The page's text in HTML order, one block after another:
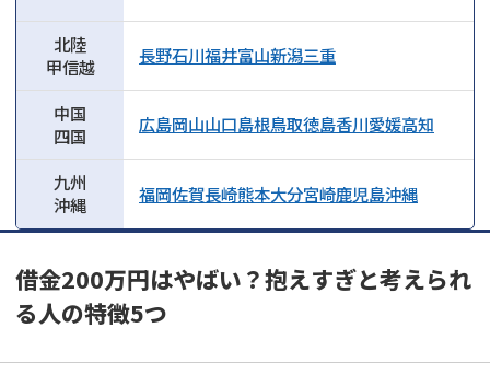
北陸
甲信越
長野石川福井富山新潟三重
中国
四国
広島岡山山口島根鳥取徳島香川愛媛高知
九州
沖縄
福岡佐賀長崎熊本大分宮崎鹿児島沖縄
借金200万円はやばい？抱えすぎと考えられ
る人の特徴5つ